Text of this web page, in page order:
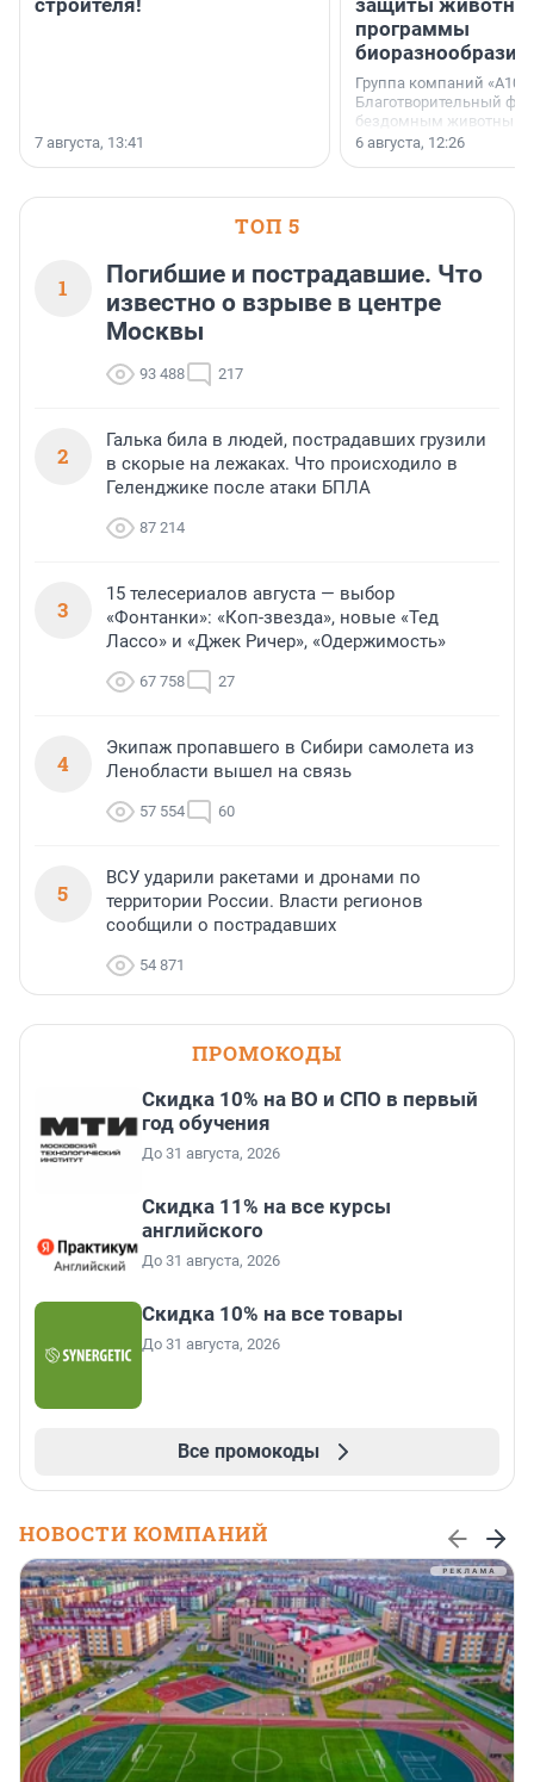
7 августа, 13:41
программы
биоразнообразия
Группа компаний
Благотворительный
бездомным животным
заключили соглашение
6 августа, 12:26
ТОП 5
1
Погибшие и пострадавшие. Что
известно о взрыве в центре
Москвы
93 488 217
2
Галька била в людей, пострадавших грузили
в скорые на лежаках. Что происходило в
Геленджике после атаки БПЛА
87 214
3
15 телесериалов августа — выбор
«Фонтанки»: «Коп-звезда», новые «Тед
Лассо» и «Джек Ричер», «Одержимость»
67 758 27
4
Экипаж пропавшего в Сибири самолета из
Ленобласти вышел на связь
57 554 60
5
ВСУ ударили ракетами и дронами по
территории России. Власти регионов
сообщили о пострадавших
54 871
ПРОМОКОДЫ
Скидка 10% на ВО и СПО в первый
год обучения
До 31 августа, 2026
Скидка 11% на все курсы
английского
До 31 августа, 2026
Скидка 10% на все товары
До 31 августа, 2026
Все промокоды
НОВОСТИ КОМПАНИЙ